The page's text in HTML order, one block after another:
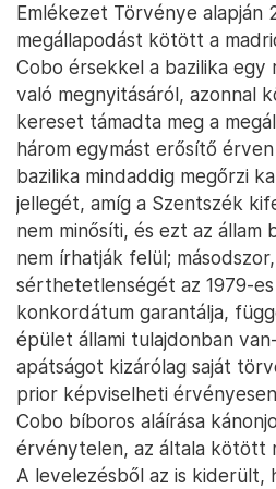
Emlékezet Törvénye alapján
megállapodást kötött a
Cobo érsekkel a bazilika egy
való megnyitásáról, azonnal
kereset támadta meg a
három egymást erősítő
bazilika mindaddig megőrzi
jellegét, amíg a Szentszék
nem minősíti, és ezt az állam
nem írhatják felül;
sérthetetlenségét az 1979-
konkordátum garantálja,
épület állami tulajdonban
apátságot kizárólag saját
prior képviselheti
Cobo bíboros aláírása
érvénytelen, az általa kötött
A levelezésből az is kiderült,